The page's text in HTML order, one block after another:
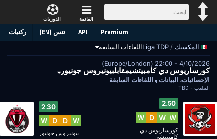
الدوريات القائمة
ركنيات تنس (EN) API Premium
المكسيك /
Liga TDPاللقاءات السابقة
4/10/2026 - 22:00 (Europe/London)
كورساريوس دي كامبيتشيمقابلبيونيروس جونيور
الإحصائيات، البيانات و اللقاءات السابقة
الملعب - TBD
2.50
W
W
D
W
كورساريوس دي
كامبيتشي
2.30
W
D
D
W
بيونيروس جونيور